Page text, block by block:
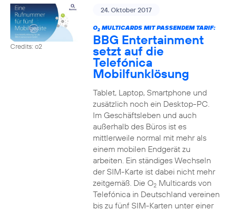
Credits: o2
24. Oktober 2017
O2MULTICARDS MIT PASSENDEM TARIF:
BBG Entertainment
setzt auf die
Telefónica
Mobilfunklösung
Tablet, Laptop, Smartphone und
zusätzlich noch ein Desktop-PC.
Im Geschäftsleben und auch
außerhalb des Büros ist es
mittlerweile normal mit mehr als
einem mobilen Endgerät zu
arbeiten. Ein ständiges Wechseln
der SIM-Karte ist dabei nicht mehr
zeitgemäß. Die O2Multicards von
Telefónica in Deutschland vereinen
bis zu fünf SIM-Karten unter einer